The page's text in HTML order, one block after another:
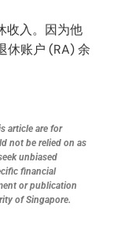
收入。因为他
休账户 (RA) 余
article are for
not be relied on as
unbiased
financial
or publication
of Singapore.